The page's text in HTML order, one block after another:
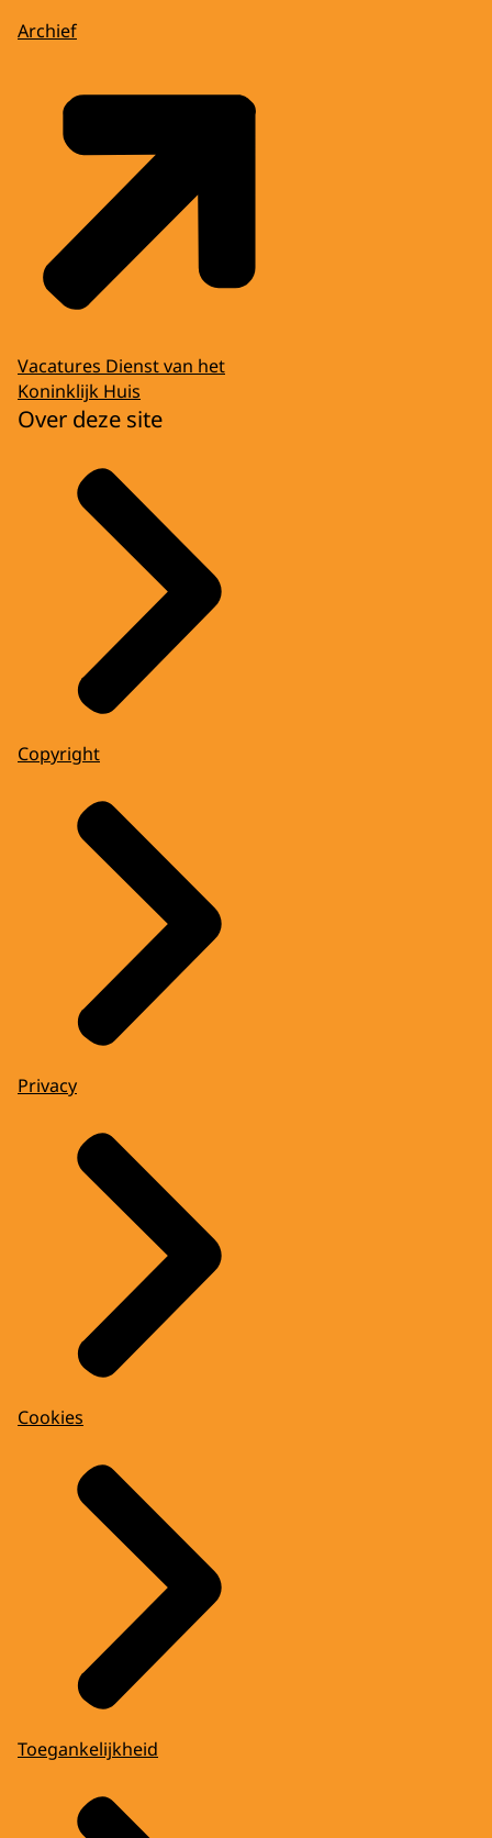
Archief
Vacatures Dienst van het
Koninklijk Huis
Over deze site
Copyright
Privacy
Cookies
Toegankelijkheid